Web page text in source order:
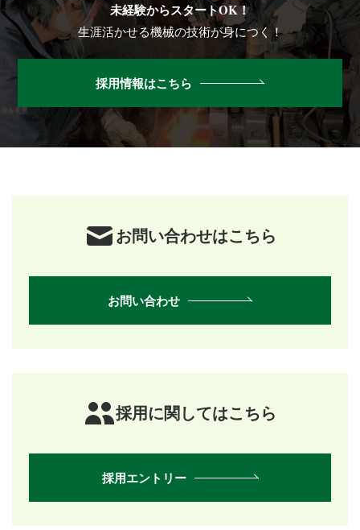
未経験からスタートOK！
生涯活かせる機械の技術が身につく！
採用情報はこちら
お問い合わせはこちら
お問い合わせ
採用に関してはこちら
採用エントリー